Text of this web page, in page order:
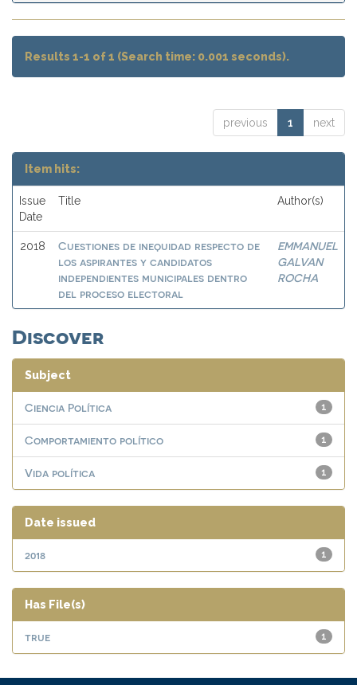
Results 1-1 of 1 (Search time: 0.001 seconds).
previous 1 next
Item hits:
Issue
Date
Title Author(s)
2018
Cuestiones de inequidad respecto de
los aspirantes y candidatos
independientes municipales dentro
del proceso electoral
EMMANUEL
GALVAN
ROCHA
Discover
Subject
1
Ciencia Política
1
Comportamiento político
1
Vida política
Date issued
1
2018
Has File(s)
1
true